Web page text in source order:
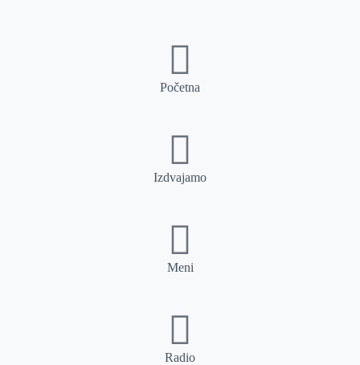
Početna
Izdvajamo
Meni
Radio